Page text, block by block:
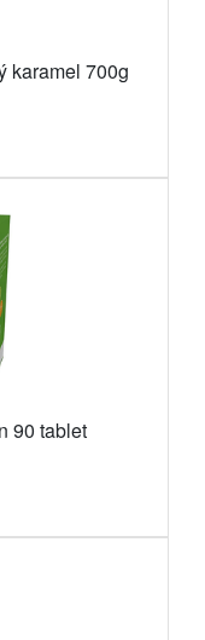
karamel 700g
90 tablet